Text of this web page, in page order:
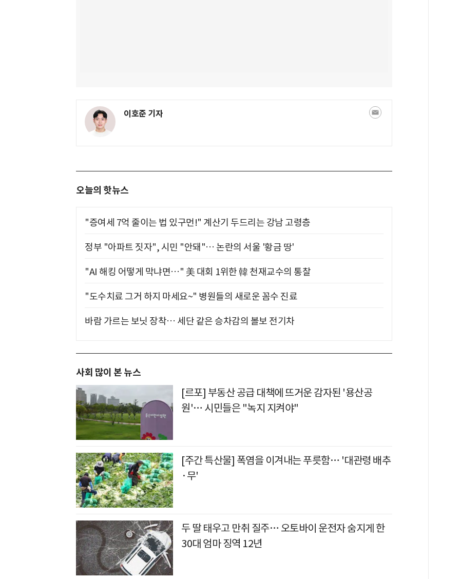
이호준 기자
오늘의 핫뉴스
"증여세 7억 줄이는 법 있구먼!" 계산기 두드리는 강남 고령층
정부 "아파트 짓자", 시민 "안돼"… 논란의 서울 '황금 땅'
"AI 해킹 어떻게 막냐면…" 美 대회 1위한 韓 천재교수의 통찰
"도수치료 그거 하지 마세요~" 병원들의 새로운 꼼수 진료
바람 가르는 보닛 장착… 세단 같은 승차감의 볼보 전기차
사회 많이 본 뉴스
[르포] 부동산 공급 대책에 뜨거운 감자된 '용산공
원'… 시민들은 "녹지 지켜야"
[주간 특산물] 폭염을 이겨내는 푸릇함… '대관령 배추
·무'
두 딸 태우고 만취 질주… 오토바이 운전자 숨지게 한
30대 엄마 징역 12년